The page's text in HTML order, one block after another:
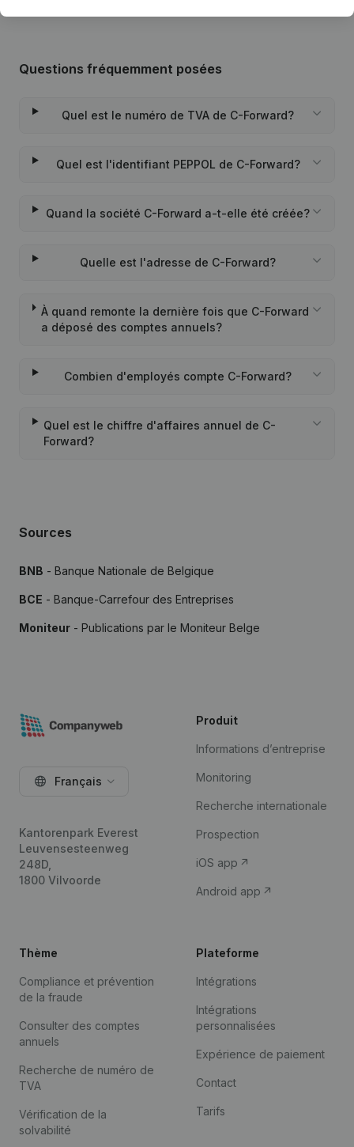
Questions fréquemment posées
Quel est le numéro de TVA de C-Forward?
Quel est l'identifiant PEPPOL de C-Forward?
Quand la société C-Forward a-t-elle été créée?
Quelle est l'adresse de C-Forward?
À quand remonte la dernière fois que C-Forward
a déposé des comptes annuels?
Combien d'employés compte C-Forward?
Quel est le chiffre d'affaires annuel de C-
Forward?
Sources
BNB - Banque Nationale de Belgique
BCE - Banque-Carrefour des Entreprises
Moniteur - Publications par le Moniteur Belge
Français
Kantorenpark Everest
Leuvensesteenweg
248D,
1800 Vilvoorde
Produit
Informations d’entreprise
Monitoring
Recherche internationale
Prospection
iOS app
Android app
Thème
Compliance et prévention
de la fraude
Consulter des comptes
annuels
Recherche de numéro de
TVA
Vérification de la
solvabilité
Plateforme
Intégrations
Intégrations
personnalisées
Expérience de paiement
Contact
Tarifs